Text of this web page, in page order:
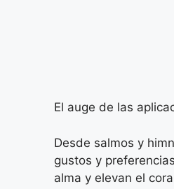
El auge de las
Desde salmos y
gustos y
alma y elevan el